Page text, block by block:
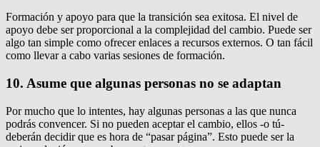
Formación y apoyo para que la transición sea exitosa. El nivel de
apoyo debe ser proporcional a la complejidad del cambio. Puede ser
algo tan simple como ofrecer enlaces a recursos externos. O tan fácil
como llevar a cabo varias sesiones de formación.
10. Asume que algunas personas no se adaptan
Por mucho que lo intentes, hay algunas personas a las que nunca
podrás convencer. Si no pueden aceptar el cambio, ellos -o tú-
deberán decidir que es hora de “pasar página”. Esto puede ser la